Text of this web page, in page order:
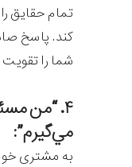
‌کند. پاسخ
شما را
۴. “من
مي‌گيرم”:
به مشتری